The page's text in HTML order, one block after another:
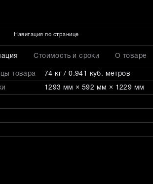
Навигация по странице
Стоимость и сроки О товаре
товара 74 кг / 0.941 куб. метров
1293 мм × 592 мм × 1229 мм